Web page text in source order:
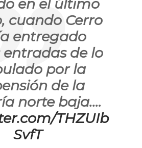
en el último
cuando Cerro
entregado
de lo
por la
de la
norte baja.…
THZUIb
SvfT